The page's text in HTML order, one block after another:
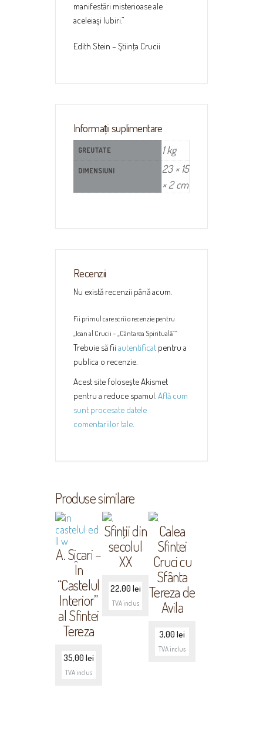
manifestări misterioase ale
aceleiaşi Iubiri.”
Edith Stein – Ştiinţa Crucii
Informații suplimentare
GREUTATE 1 kg
DIMENSIUNI
23 × 15
× 2 cm
Recenzii
Nu există recenzii până acum.
Fii primul care scrii o recenzie pentru
„Ioan al Crucii – „Cântarea Spirituală””
Trebuie să fii autentificat pentru a
publica o recenzie.
Acest site folosește Akismet
pentru a reduce spamul.Află cum
sunt procesate datele
comentariilor tale.
Produse similare
A. Sicari –
În
“Castelul
Interior”
al Sfintei
Tereza
35,00 lei
TVA inclus
Sfinţii din
secolul
XX
22,00 lei
TVA inclus
Calea
Sfintei
Cruci cu
Sfânta
Tereza de
Avila
3,00lei
TVA inclus